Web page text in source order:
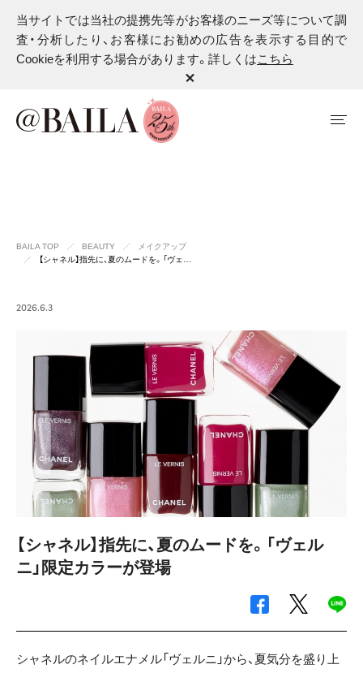
当サイトでは当社の提携先等がお客様のニーズ等について調
査・分析したり、お客様にお勧めの広告を表示する目的で
Cookieを利用する場合があります。詳しくはこちら
BAILA TOP BEAUTY
メイクアップ
【シャネル】指先に、夏のムードを。「ヴェ…
2026.6.3
【シャネル】指先に、夏のムードを。「ヴェル
ニ」限定カラーが登場
シャネルのネイルエナメル「ヴェルニ」から、夏気分を盛り上